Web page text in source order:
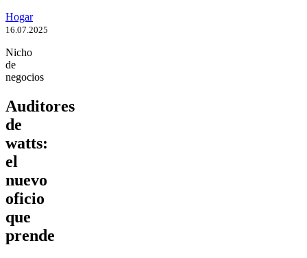
Hogar
16.07.2025
Nicho
de
negocios
Auditores
de
watts:
el
nuevo
oficio
que
prende